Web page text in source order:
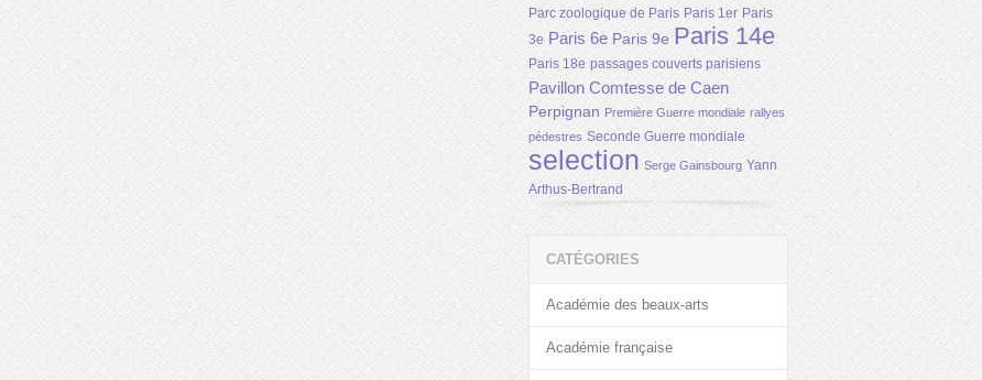
Parc zoologique de Paris Paris 1er Paris
3e Paris 6e Paris 9e Paris 14e
Paris 18e passages couverts parisiens
Pavillon Comtesse de Caen
Perpignan Première Guerre mondiale rallyes
pédestres Seconde Guerre mondiale
selection Serge Gainsbourg Yann
Arthus-Bertrand
CATÉGORIES
Académie des beaux-arts
Académie française